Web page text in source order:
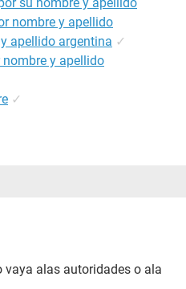
nombre y apellido
apellido argentina ✓
y apellido
✓
vaya alas autoridades o ala